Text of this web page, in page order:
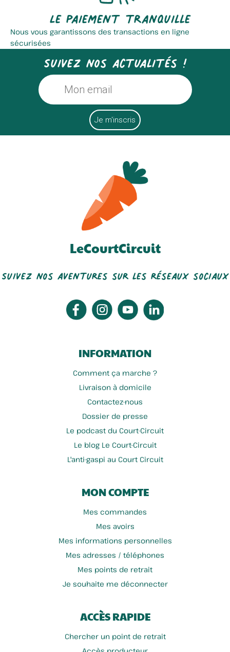
Le paiement tranquille
Nous vous garantissons des transactions en ligne
sécurisées
Suivez nos actualités !
LeCourtCircuit
Suivez nos aventures sur les réseaux sociaux
INFORMATION
Comment ça marche ?
Livraison à domicile
Contactez-nous
Dossier de presse
Le podcast du Court-Circuit
Le blog Le Court-Circuit
L'anti-gaspi au Court Circuit
MON COMPTE
Mes commandes
Mes avoirs
Mes informations personnelles
Mes adresses / téléphones
Mes points de retrait
Je souhaite me déconnecter
ACCÈS RAPIDE
Chercher un point de retrait